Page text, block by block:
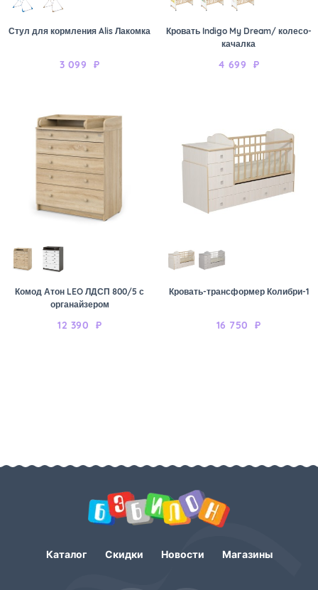
Стул для кормления Alis Лакомка
3 099 ₽
Кровать Indigo My Dream/ колесо-
качалка
4 699 ₽
Комод Атон LEO ЛДСП 800/5 с
органайзером
12 390 ₽
Кровать-трансформер Колибри-1
16 750 ₽
Каталог Скидки Новости Магазины